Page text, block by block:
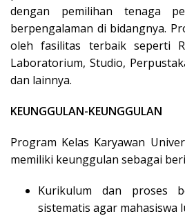
dengan pemilihan tenaga
berpengalaman di bidangnya.
oleh fasilitas terbaik seperti
Laboratorium, Studio,
dan lainnya.
KEUNGGULAN-KEUNGGULAN
Program Kelas Karyawan
memiliki keunggulan sebagai
Kurikulum dan proses
sistematis agar mahasiswa